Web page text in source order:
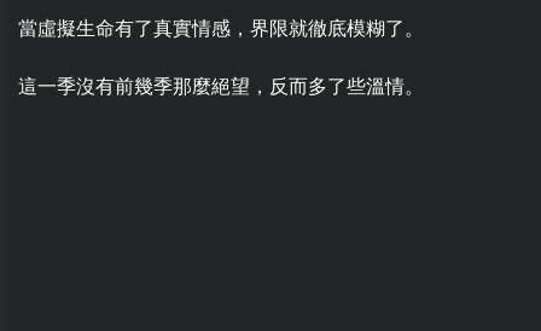
當虛擬生命有了真實情感，界限就徹底模糊了。
這一季沒有前幾季那麼絕望，反而多了些溫情。